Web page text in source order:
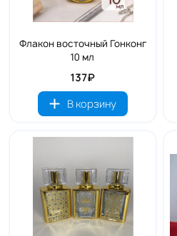
Флакон восточный Гонконг
10 мл
137₽
В корзину